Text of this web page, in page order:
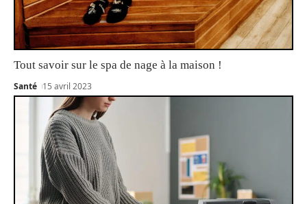
Tout savoir sur le spa de nage à la maison !
Santé 15 avril 2023